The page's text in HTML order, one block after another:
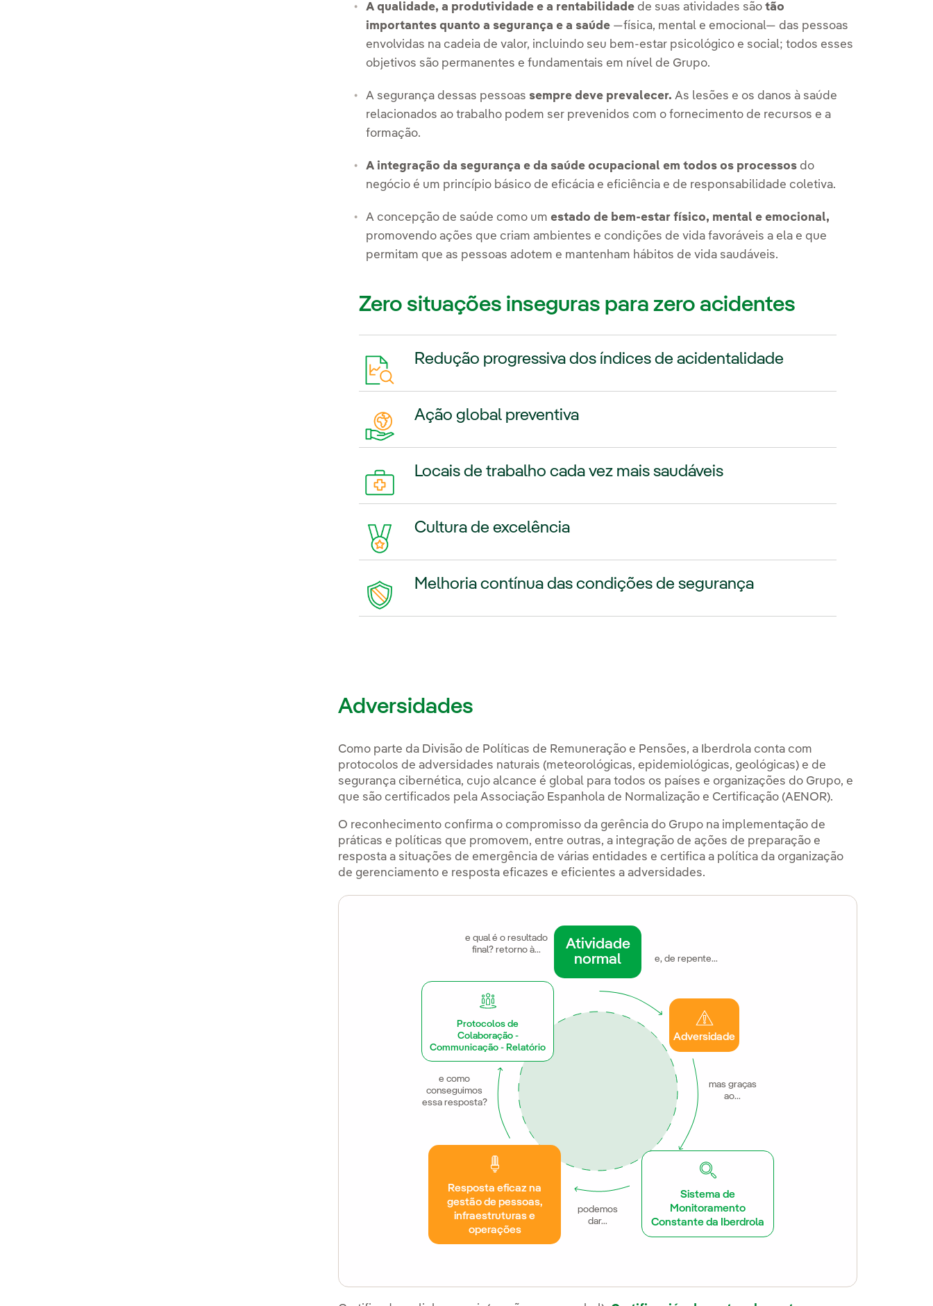
A qualidade, a produtividade e a rentabilidade de suas atividades sãotão
importantes quanto a segurança e a saúde —física, mental e emocional— das pessoas
envolvidas na cadeia de valor, incluindo seu bem-estar psicológico e social; todos esses
objetivos são permanentes e fundamentais em nível de Grupo.
A segurança dessas pessoas sempre deve prevalecer. As lesões e os danos à saúde
relacionados ao trabalho podem ser prevenidos com o fornecimento de recursos e a
formação.
A integração da segurança e da saúde ocupacional em todos os processos do
negócio é um princípio básico de eficácia e eficiência e de responsabilidade coletiva.
A concepção de saúde como umestado de bem-estar físico, mental e emocional,
promovendo ações que criam ambientes e condições de vida favoráveis a ela e que
permitam que as pessoas adotem e mantenham hábitos de vida saudáveis.
Zero situações inseguras para zero acidentes
Redução progressiva dos índices de acidentalidade
Ação global preventiva
Locais de trabalho cada vez mais saudáveis
Cultura de excelência
Melhoria contínua das condições de segurança
Adversidades
Como parte da Divisão de Políticas de Remuneração e Pensões, a Iberdrola conta com
protocolos de adversidades naturais (meteorológicas, epidemiológicas, geológicas) e de
segurança cibernética, cujo alcance é global para todos os países e organizações do Grupo, e
que são certificados pela Associação Espanhola de Normalização e Certificação (AENOR).
O reconhecimento confirma o compromisso da gerência do Grupo na implementação de
práticas e políticas que promovem, entre outras, a integração de ações de preparação e
resposta a situações de emergência de várias entidades e certifica a política da organização
de gerenciamento e resposta eficazes e eficientes a adversidades.
Atividade
normal
e, de repente...
Adversidade
mas graças
ao...
Sistema de
Monitoramento
Constante da Iberdrola
podemos
dar...
Resposta eficaz na
gestão de pessoas,
infraestruturas e
operações
e como
conseguimos
essa resposta?
Protocolos de
Colaboração -
Communicação - Relatório
e qual é o resultado
final? retorno à...